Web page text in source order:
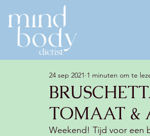
TOMAAT &
24 sep 2021 1 minuten om te
Weekend! Tijd voor een